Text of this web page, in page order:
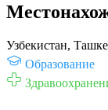
Узбекистан,
Образование